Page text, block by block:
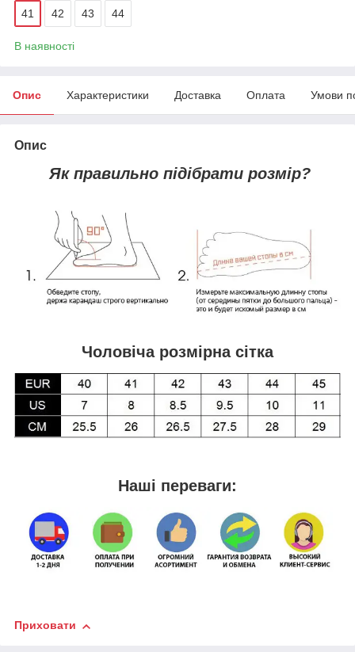
41 42 43 44
В наявності
Опис Характеристики Доставка Оплата Умови
Опис
Як правильно підібрати розмір?
Чоловіча розмірна сітка
Наші переваги:
Приховати